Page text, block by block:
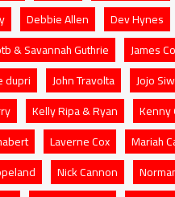
Debbie Allen Dev Hynes
& Savannah Guthrie
James
dupri
John Travolta Jojo
Kelly Ripa & Ryan Kenny
Laverne Cox Mariah
Nick Cannon